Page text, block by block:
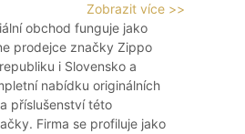
Zobrazit více >>
obchod funguje jako
prodejce značky Zippo
i Slovensko a
nabídku originálních
příslušenství této
Firma se profiluje jako